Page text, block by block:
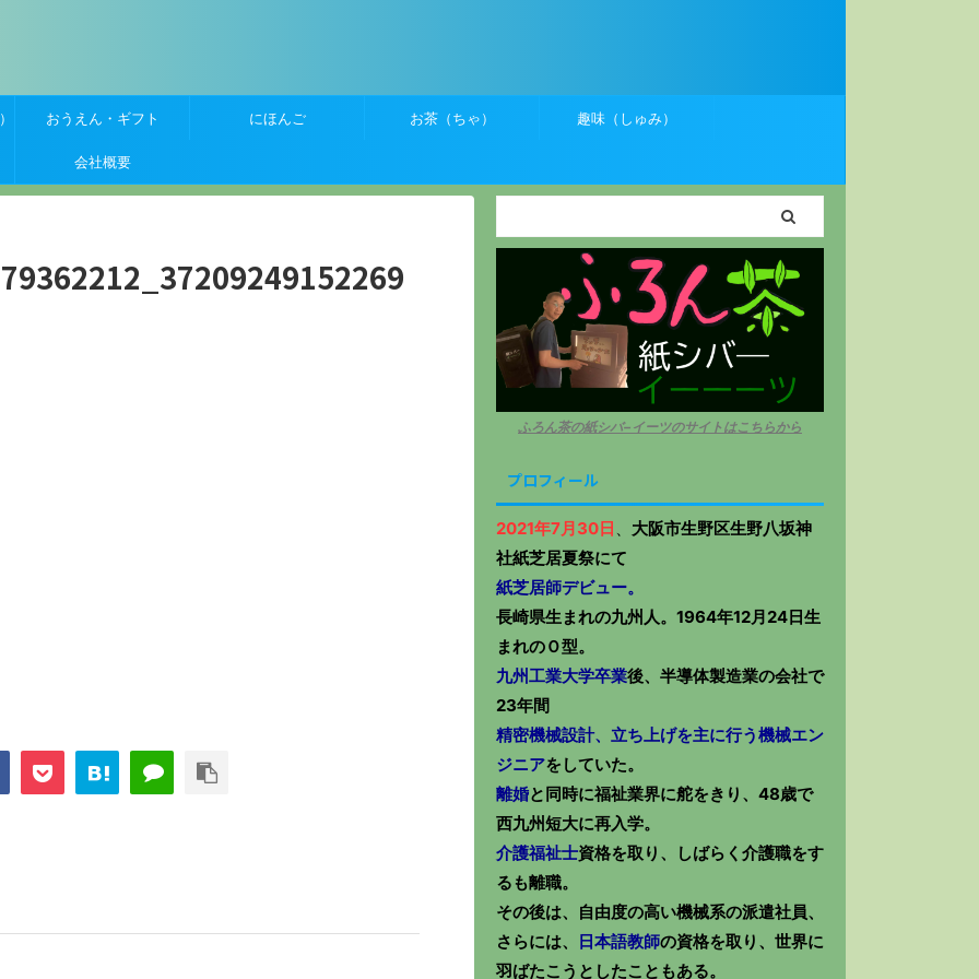
おうえん・ギフト にほんご お茶（ちゃ） 趣味（しゅみ）
会社概要
ふろん茶の紙シバ−イーツのサイトはこちらから
プロフィール
2021年7月30日 、 大阪市生野区生野八坂神
社紙芝居夏祭にて
紙芝居師デビュー。
長崎県生まれの九州人。1964年12月24日生
まれのＯ型。
九州工業大学卒業後、半導体製造業の会社で
23年間
精密機械設計、立ち上げを主に行う機械エン
ジニアをしていた。
離婚と同時に福祉業界に舵をきり、48歳で
西九州短大に再入学。
介護福祉士資格を取り、しばらく介護職をす
るも離職。
その後は、自由度の高い機械系の派遣社員、
さらには、
日本語教師の資格を取り、世界に
羽ばたこうとしたこともある。